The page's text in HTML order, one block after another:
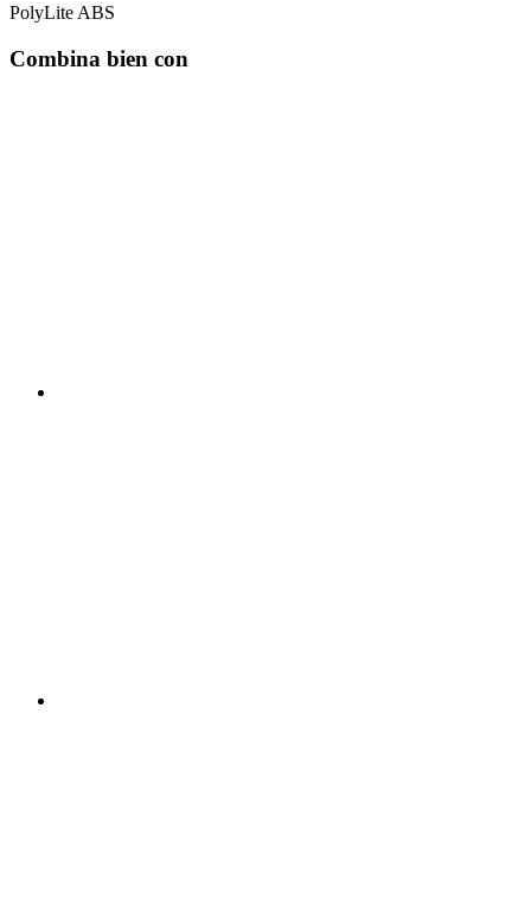
PolyLite ABS
Combina bien con